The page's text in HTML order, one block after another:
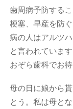
歯周病予防する
梗塞、早産を防
病の人はアルツ
と言われていま
おぞら歯科でお
母の日に娘から
とう。私は母と